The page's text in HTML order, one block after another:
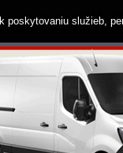
Zákaznícka linka 0914 238
poskytovaniu služieb,